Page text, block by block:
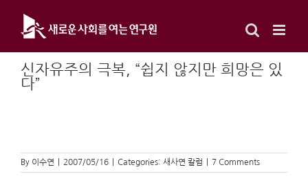
content
신자유주의 극복, “쉽지 않지만 희망은 있
다”
By 이수연 2007/05/16 Categories: 새사연 칼럼 7 Comments